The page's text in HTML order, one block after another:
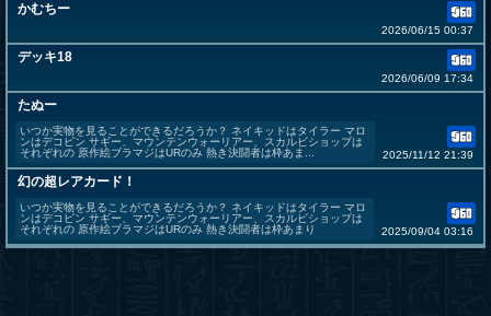
かむちー
2026/06/15 00:37
デッキ18
2026/06/09 17:34
たぬー
いつか実物を見ることができるだろうか？ ネイキッドはタイラー マロ
ンはデコピン サギー、マウンテンウォーリアー、スカルビショップは
それぞれの 原作絵ブラマジはURのみ 熱き決闘者は枠あま...
2025/11/12 21:39
幻の超レアカード！
いつか実物を見ることができるだろうか？ ネイキッドはタイラー マロ
ンはデコピン サギー、マウンテンウォーリアー、スカルビショップは
それぞれの 原作絵ブラマジはURのみ 熱き決闘者は枠あまり
2025/09/04 03:16